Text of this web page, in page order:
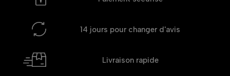
14 jours pour changer d'avis
Livraison rapide